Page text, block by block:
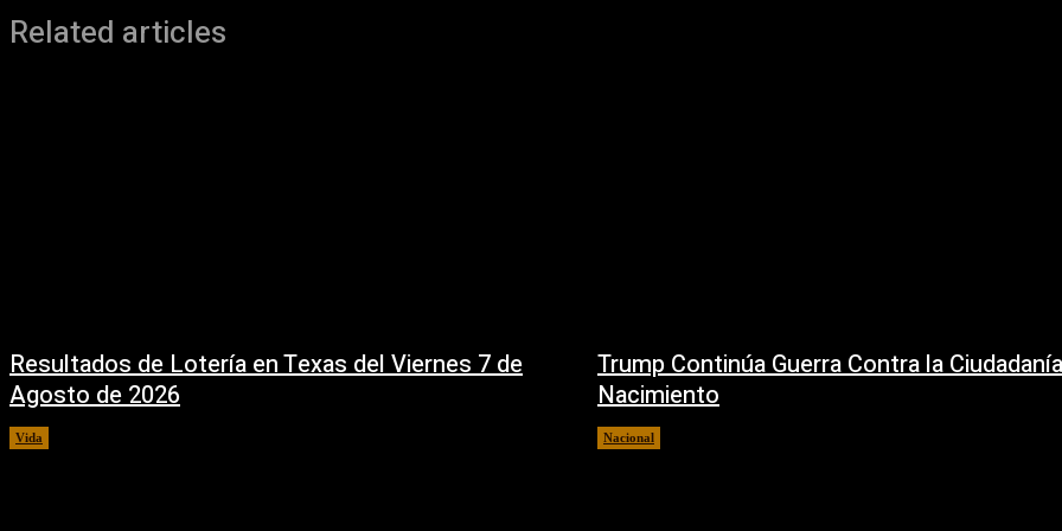
Related articles
Resultados de Lotería en Texas del Viernes 7 de
Agosto de 2026
Vida
Trump Continúa Guerra Contra la
Nacimiento
Nacional